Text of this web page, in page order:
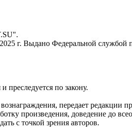
г. Выдано Федеральной службой
преследуется по закону.
передает
произведения, доведение до
с точкой зрения авторов.